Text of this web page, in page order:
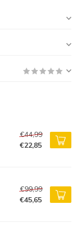
€44,99
€22,85
€99,99
€45,65